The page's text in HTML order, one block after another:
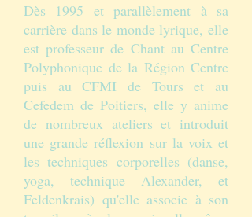
Dès 1995 et parallèlement à sa
carrière dans le monde lyrique, elle
est professeur de Chant au Centre
Polyphonique de la Région Centre
puis au CFMI de Tours et au
Cefedem de Poitiers, elle y anime
de nombreux ateliers et introduit
une grande réflexion sur la voix et
les techniques corporelles (danse,
yoga, technique Alexander, et
Feldenkrais) qu'elle associe à son